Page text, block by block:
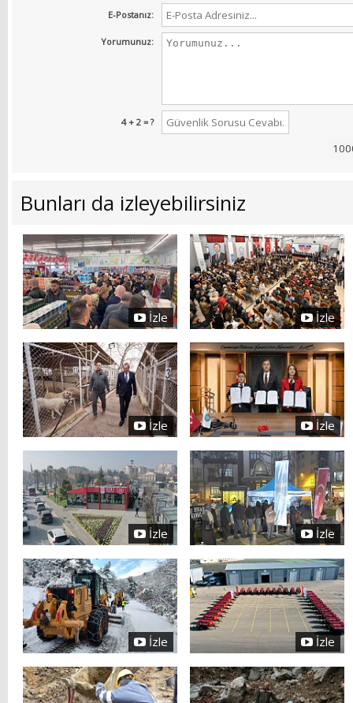
E-Postanız:
Yorumunuz:
4 + 2 = ?
Bunları da izleyebilirsiniz
İzle İzle
İzle İzle
İzle İzle
İzle İzle